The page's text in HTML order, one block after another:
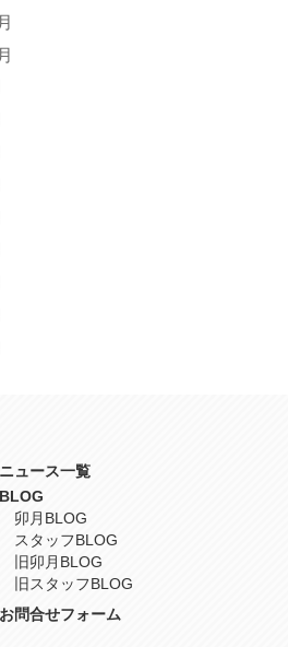
ニュース一覧
BLOG
卯月BLOG
スタッフBLOG
旧卯月BLOG
旧スタッフBLOG
お問合せフォーム